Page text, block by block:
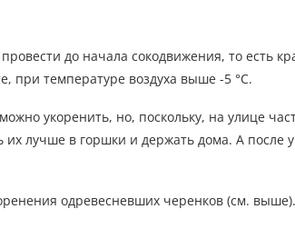
до начала сокодвижения, то есть
при температуре воздуха выше -5 °С.
укоренить, но, поскольку, на улице
лучше в горшки и держать дома. А после
одревесневших черенков (см. выше).